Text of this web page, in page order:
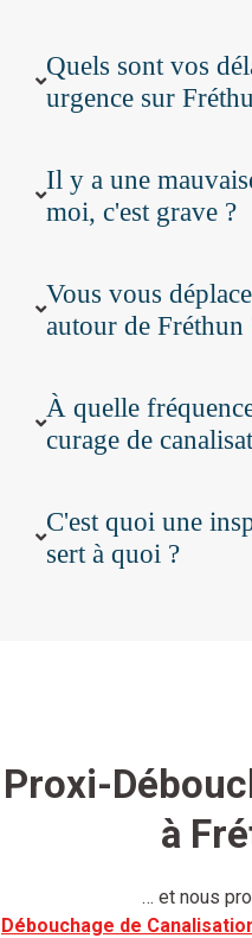
Quels sont vos
urgence sur
Il y a une
moi, c'est grave ?
Vous vous
autour de Fréthun
À quelle
curage de
C'est quoi une
sert à quoi ?
Proxi-
à
… et nous
Débouchage de